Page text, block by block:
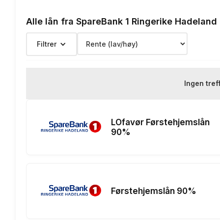
Depotgebyr:
Eksempelrente: Nominell
Alle lån fra SpareBank 1 Ringerike Hadeland
Filtrer
Ingen
LOfavør Førstehjemslån
90%
Førstehjemslån 90%